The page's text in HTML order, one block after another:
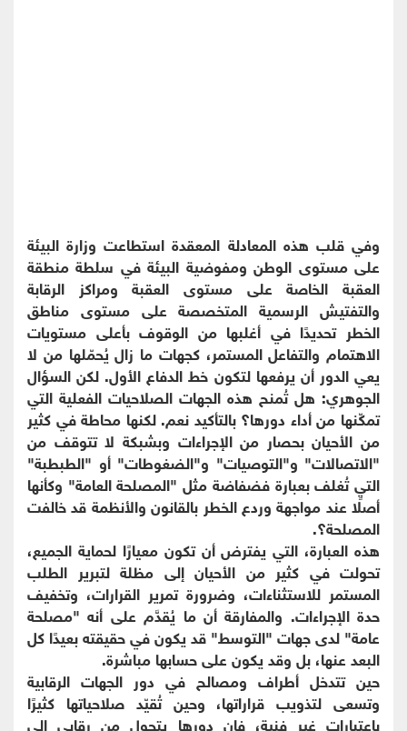
وفي قلب هذه المعادلة المعقدة استطاعت وزارة البيئة
على مستوى الوطن ومفوضية البيئة في سلطة منطقة
العقبة الخاصة على مستوى العقبة ومراكز الرقابة
والتفتيش الرسمية المتخصصة على مستوى مناطق
الخطر تحديدًا في أغلبها من الوقوف بأعلى مستويات
الاهتمام والتفاعل المستمر، كجهات ما زال يُحمّلها من لا
يعي الدور أن يرفعها لتكون خط الدفاع الأول. لكن السؤال
الجوهري: هل تُمنح هذه الجهات الصلاحيات الفعلية التي
تمكّنها من أداء دورها؟ بالتأكيد نعم. لكنها محاطة في كثير
من الأحيان بحصار من الإجراءات وبشبكة لا تتوقف من
"الاتصالات" و"التوصيات" و"الضغوطات" أو "الطبطبة"
التي تُغلف بعبارة فضفاضة مثل "المصلحة العامة" وكأنها
أصلًا عند مواجهة وردع الخطر بالقانون والأنظمة قد خالفت
المصلحة؟.
هذه العبارة، التي يفترض أن تكون معيارًا لحماية الجميع،
تحولت في كثير من الأحيان إلى مظلة لتبرير الطلب
المستمر للاستثناءات، وضرورة تمرير القرارات، وتخفيف
حدة الإجراءات. والمفارقة أن ما يُقدَّم على أنه "مصلحة
عامة" لدى جهات "التوسط" قد يكون في حقيقته بعيدًا كل
البعد عنها، بل وقد يكون على حسابها مباشرة.
حين تتدخل أطراف ومصالح في دور الجهات الرقابية
وتسعى لتذويب قراراتها، وحين تُقيّد صلاحياتها كثيرًا
باعتبارات غير فنية، فإن دورها يتحول من رقابي إلى